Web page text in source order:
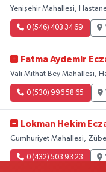
Yenişehir Mahallesi,
0 (546) 403 34 69
Fatma Aydemir
Vali Mithat Bey Mahallesi,
0 (530) 996 58 65
Lokman Hekim
Cumhuriyet Mahallesi,
0 (432) 503 93 23